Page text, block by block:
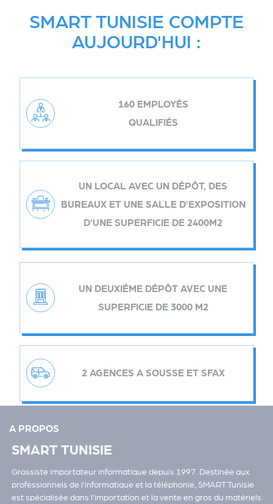
SMART TUNISIE COMPTE
AUJOURD'HUI :
160 EMPLOYÉS
QUALIFIÉS
UN LOCAL AVEC UN DÉPÔT, DES
BUREAUX ET UNE SALLE D'EXPOSITION
D'UNE SUPERFICIE DE 2400M2
UN DEUXIÉME DÉPÔT AVEC UNE
SUPERFICIE DE 3000 M2
2 AGENCES A SOUSSE ET SFAX
A PROPOS
SMART TUNISIE
Grossiste importateur informatique depuis 1997. Destinée aux
professionnels de l'informatique et la téléphonie, SMART Tunisie
est spécialisée dans l'importation et la vente en gros du matériels